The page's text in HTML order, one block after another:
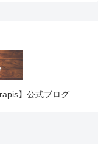
】公式ブログ.